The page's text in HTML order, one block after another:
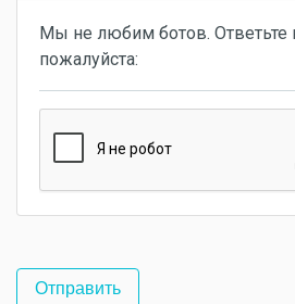
Мы не любим ботов. Ответьте
пожалуйста: